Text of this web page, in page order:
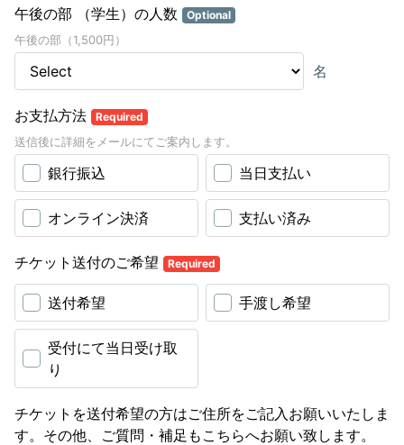
午後の部 （学生）の人数 Optional
午後の部（1,500円）
名
お支払方法 Required
送信後に詳細をメールにてご案内します。
銀行振込 当日支払い
オンライン決済 支払い済み
チケット送付のご希望 Required
送付希望 手渡し希望
受付にて当日受け取
り
チケットを送付希望の方はご住所をご記入お願いいたしま
す。その他、ご質問・補足もこちらへお願い致します。